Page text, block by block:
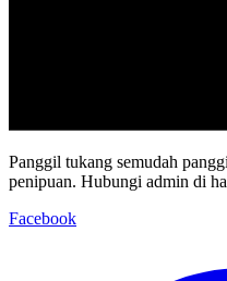
Panggil tukang semudah
penipuan. Hubungi admin di
Facebook